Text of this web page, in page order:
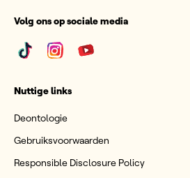
Volg ons op sociale media
Nuttige links
Deontologie
Gebruiksvoorwaarden
Responsible Disclosure Policy